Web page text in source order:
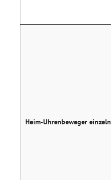
Heim-Uhrenbeweger einzeln